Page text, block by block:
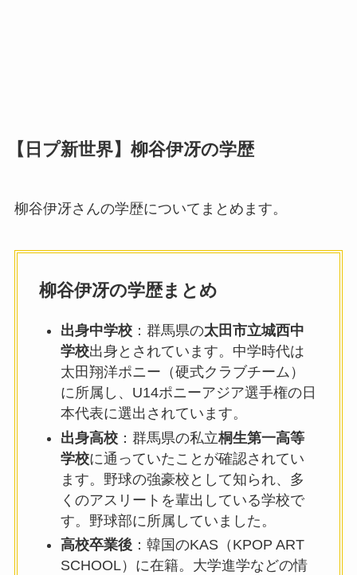
【日プ新世界】柳谷伊冴の学歴
柳谷伊冴さんの学歴についてまとめます。
柳谷伊冴の学歴まとめ
出身中学校：群馬県の太田市立城西中
学校出身とされています。中学時代は
太田翔洋ポニー（硬式クラブチーム）
に所属し、U14ポニーアジア選手権の日
本代表に選出されています。
出身高校：群馬県の私立桐生第一高等
学校に通っていたことが確認されてい
ます。野球の強豪校として知られ、多
くのアスリートを輩出している学校で
す。野球部に所属していました。
高校卒業後：韓国のKAS（KPOP ART
SCHOOL）に在籍。大学進学などの情